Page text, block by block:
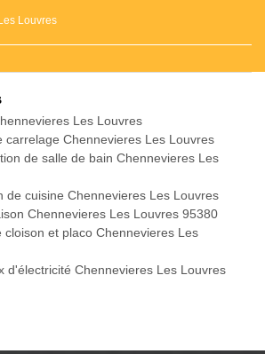
Louvres
Les Louvres
carrelage Chennevieres Les Louvres
de salle de bain Chennevieres Les
de cuisine Chennevieres Les Louvres
Chennevieres Les Louvres 95380
cloison et placo Chennevieres Les
d'électricité Chennevieres Les Louvres